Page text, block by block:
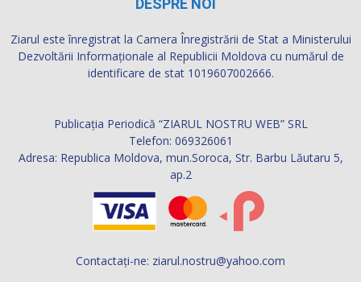
Dezvoltării Informaţionale al Republicii Moldova cu numărul de
Publicația Periodică “ZIARUL NOSTRU WEB” SRL
ap.2
Contactați-ne: ziarul.nostru@yahoo.com